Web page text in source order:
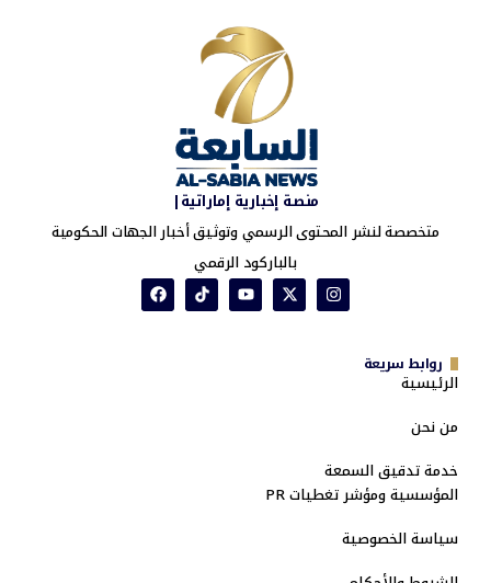
منصة إخبارية إماراتية|
متخصصة لنشر المحتوى الرسمي وتوثيق أخبار الجهات الحكومية
بالباركود الرقمي
روابط سريعة
الرئيسية
من نحن
خدمة تدقيق السمعة
المؤسسية ومؤشر تغطيات PR
سياسة الخصوصية